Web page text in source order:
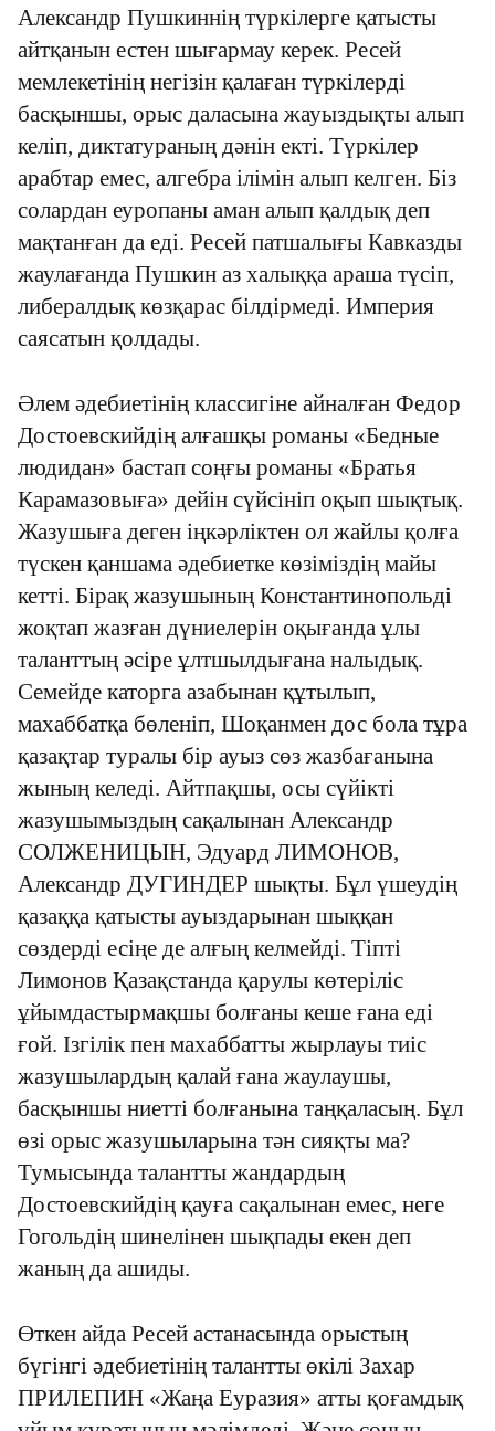
Александр Пушкиннің түркілерге қатысты
айтқанын естен шығармау керек. Ресей
мемлекетінің негізін қалаған түркілерді
басқыншы, орыс даласына жауыздықты алып
келіп, диктатураның дәнін екті. Түркілер
арабтар емес, алгебра ілімін алып келген. Біз
солардан еуропаны аман алып қалдық деп
мақтанған да еді. Ресей патшалығы Кавказды
жаулағанда Пушкин аз халыққа араша түсіп,
либералдық көзқарас білдірмеді. Империя
саясатын қолдады.
Әлем әдебиетінің классигіне айналған Федор
Достоевскийдің алғашқы романы «Бедные
людидан» бастап соңғы романы «Братья
Карамазовыға» дейін сүйсініп оқып шықтық.
Жазушыға деген іңкәрліктен ол жайлы қолға
түскен қаншама әдебиетке көзіміздің майы
кетті. Бірақ жазушының Константинопольді
жоқтап жазған дүниелерін оқығанда ұлы
таланттың әсіре ұлтшылдығана налыдық.
Семейде каторга азабынан құтылып,
махаббатқа бөленіп, Шоқанмен дос бола тұра
қазақтар туралы бір ауыз сөз жазбағанына
жының келеді. Айтпақшы, осы сүйікті
жазушымыздың сақалынан Александр
СОЛЖЕНИЦЫН, Эдуард ЛИМОНОВ,
Александр ДУГИНДЕР шықты. Бұл үшеудің
қазаққа қатысты ауыздарынан шыққан
сөздерді есіңе де алғың келмейді. Тіпті
Лимонов Қазақстанда қарулы көтеріліс
ұйымдастырмақшы болғаны кеше ғана еді
ғой. Ізгілік пен махаббатты жырлауы тиіс
жазушылардың қалай ғана жаулаушы,
басқыншы ниетті болғанына таңқаласың. Бұл
өзі орыс жазушыларына тән сияқты ма?
Тумысында талантты жандардың
Достоевскийдің қауға сақалынан емес, неге
Гогольдің шинелінен шықпады екен деп
жаның да ашиды.
Өткен айда Ресей астанасында орыстың
бүгінгі әдебиетінің талантты өкілі Захар
ПРИЛЕПИН «Жаңа Еуразия» атты қоғамдық